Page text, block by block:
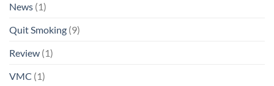
News (1)
Quit Smoking (9)
Review (1)
VMC (1)